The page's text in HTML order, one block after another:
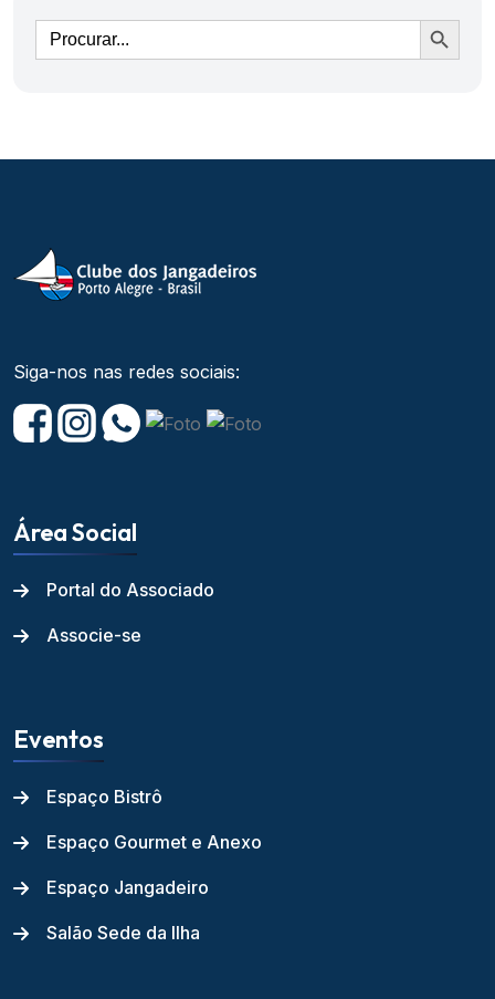
Ir
Siga-nos nas redes sociais:
Área Social
Portal do Associado
Associe-se
Eventos
Espaço Bistrô
Espaço Gourmet e Anexo
Espaço Jangadeiro
Salão Sede da Ilha